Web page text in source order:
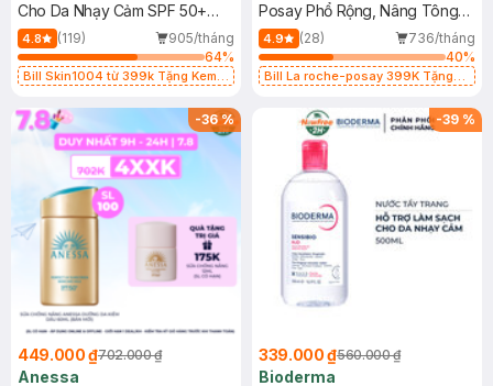
Cho Da Nhạy Cảm SPF 50+
50ml
4.8 (119)
905/tháng
64%
Bill Skin1004 từ 399k Tặng Kem
SPF 50+ 20ml (SL Có Hạn)
Posay Phổ Rộng, Nâng Tông
Kiềm Dầu 50ml
4.9 (28)
736/tháng
40%
Bill La roche-posay 399K Tặng
(SL có hạn)
-36%
449.000 ₫702.000 ₫
Anessa
-39 %
339.000 ₫560.000 ₫
Bioderma